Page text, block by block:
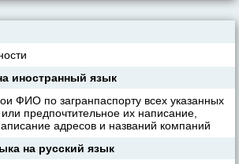
иностранный язык
ФИО по загранпаспорту всех указанных
предпочтительное их написание,
адресов и названий компаний
на русский язык